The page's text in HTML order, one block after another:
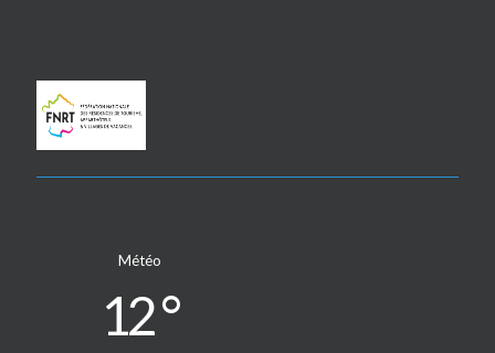
Météo
12 °